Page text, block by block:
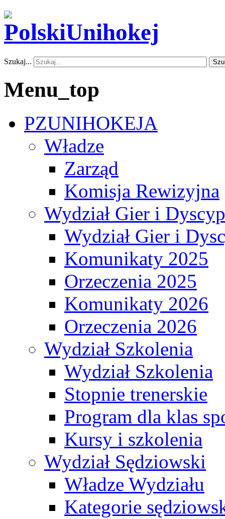
Szukaj...
Menu_top
PZUNIHOKEJA
Władze
Zarząd
Komisja Rewizyjna
Wydział Gier i
Wydział Gier i
Komunikaty 2025
Orzeczenia 2025
Komunikaty 2026
Orzeczenia 2026
Wydział Szkolenia
Wydział Szkolenia
Stopnie trenerskie
Program dla klas
Kursy i szkolenia
Wydział Sędziowski
Władze Wydziału
Kategorie